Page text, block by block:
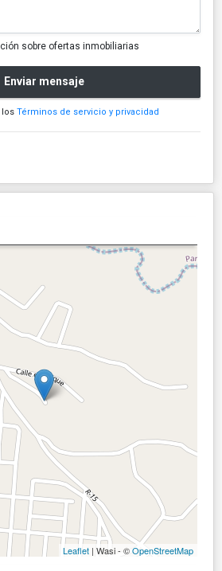
sobre ofertas inmobiliarias
Enviar mensaje
los Términos de servicio y privacidad
Leaflet | Wasi - ©OpenStreetMap